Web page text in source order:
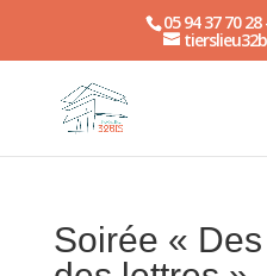
05 94 37 70
Soirée «